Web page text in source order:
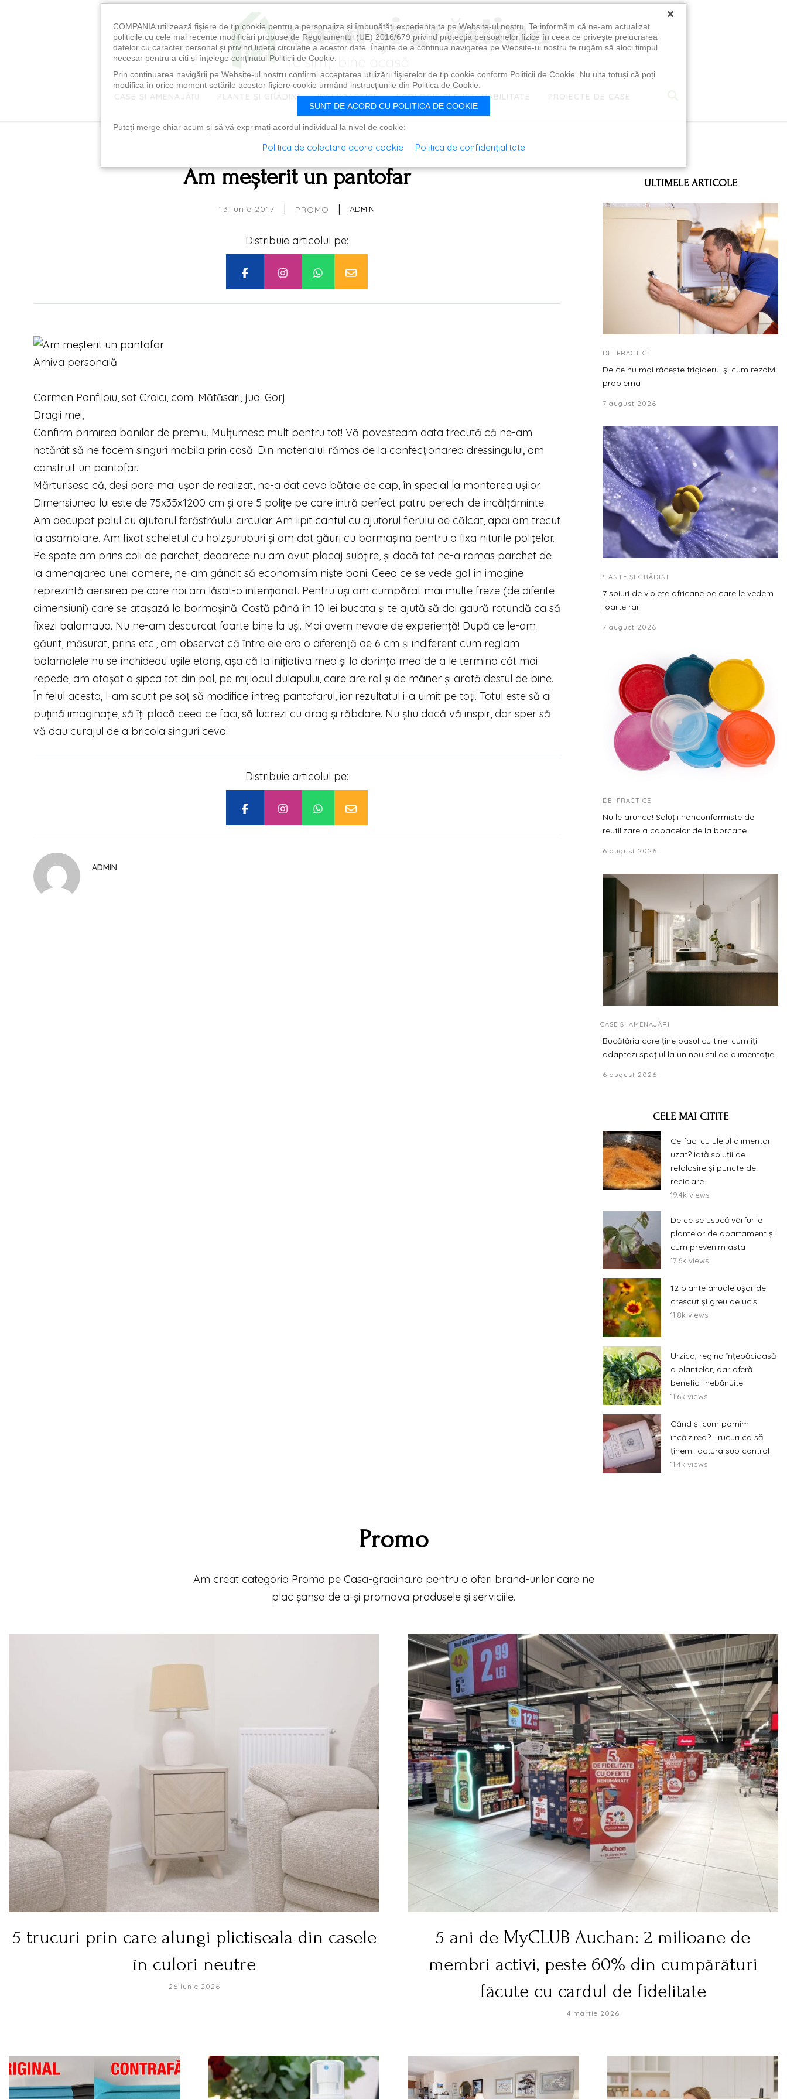
CASE ȘI AMENAJĂRI PLANTE ȘI GRĂDINI IDEI PRACTICE ECOLOGIE ȘI SUSTENABILITATE PROIECTE DE CASE
Am meșterit un pantofar
13 iunie 2017 | PROMO | ADMIN
Distribuie articolul pe:
Arhiva personală
Carmen Panfiloiu, sat Croici, com. Mătăsari, jud. Gorj
Dragii mei,
Confirm primirea banilor de premiu. Mulțumesc mult pentru tot! Vă povesteam data trecută că ne-am
hotărât să ne facem singuri mobila prin casă. Din materialul rămas de la confecționarea dressingului, am
construit un pantofar.
Mărturisesc că, deși pare mai ușor de realizat, ne-a dat ceva bătaie de cap, în special la montarea ușilor.
Dimensiunea lui este de 75x35x1200 cm și are 5 polițe pe care intră perfect patru perechi de încălțăminte.
Am decupat palul cu ajutorul ferăstrăului circular. Am lipit cantul cu ajutorul fierului de călcat, apoi am trecut
la asamblare. Am fixat scheletul cu holzșuruburi și am dat găuri cu bormașina pentru a fixa niturile polițelor.
Pe spate am prins coli de parchet, deoarece nu am avut placaj subțire, și dacă tot ne-a ramas parchet de
la amenajarea unei camere, ne-am gândit să economisim niște bani. Ceea ce se vede gol în imagine
reprezintă aerisirea pe care noi am lăsat-o intenționat. Pentru uși am cumpărat mai multe freze (de diferite
dimensiuni) care se atașază la bormașină. Costă până în 10 lei bucata și te ajută să dai gaură rotundă ca să
fixezi balamaua. Nu ne-am descurcat foarte bine la uși. Mai avem nevoie de experiență! După ce le-am
găurit, măsurat, prins etc., am observat că între ele era o diferență de 6 cm și indiferent cum reglam
balamalele nu se închideau ușile etanș, așa că la inițiativa mea și la dorința mea de a le termina cât mai
repede, am atașat o șipca tot din pal, pe mijlocul dulapului, care are rol și de mâner și arată destul de bine.
În felul acesta, l-am scutit pe soț să modifice întreg pantofarul, iar rezultatul i-a uimit pe toți. Totul este să ai
puțină imaginație, să îți placă ceea ce faci, să lucrezi cu drag și răbdare. Nu știu dacă vă inspir, dar sper să
vă dau curajul de a bricola singuri ceva.
Distribuie articolul pe:
ADMIN
ULTIMELE ARTICOLE
IDEI PRACTICE
De ce nu mai răcește frigiderul și cum rezolvi
problema
7 august 2026
PLANTE ȘI GRĂDINI
7 soiuri de violete africane pe care le vedem
foarte rar
7 august 2026
IDEI PRACTICE
Nu le arunca! Soluții nonconformiste de
reutilizare a capacelor de la borcane
6 august 2026
CASE ȘI AMENAJĂRI
Bucătăria care ține pasul cu tine: cum îți
adaptezi spațiul la un nou stil de alimentație
6 august 2026
CELE MAI CITITE
Ce faci cu uleiul alimentar
uzat? Iată soluții de
refolosire și puncte de
reciclare
19.4k views
De ce se usucă vârfurile
plantelor de apartament și
cum prevenim asta
17.6k views
12 plante anuale ușor de
crescut și greu de ucis
11.8k views
Urzica, regina înțepăcioasă
a plantelor, dar oferă
beneficii nebănuite
11.6k views
Când și cum pornim
încălzirea? Trucuri ca să
ținem factura sub control
11.4k views
Promo
Am creat categoria Promo pe Casa-gradina.ro pentru a oferi brand-urilor care ne
plac șansa de a-și promova produsele și serviciile.
5 trucuri prin care alungi plictiseala din casele
în culori neutre
26 iunie 2026
5 ani de MyCLUB Auchan: 2 milioane de
membri activi, peste 60% din cumpărături
făcute cu cardul de fidelitate
4 martie 2026
×
COMPANIA utilizează fişiere de tip cookie pentru a personaliza și îmbunătăți experiența ta pe Website-ul nostru. Te informăm că ne-am actualizat
politicile cu cele mai recente modificări propuse de Regulamentul (UE) 2016/679 privind protecția persoanelor fizice în ceea ce privește prelucrarea
datelor cu caracter personal și privind libera circulație a acestor date. Înainte de a continua navigarea pe Website-ul nostru te rugăm să aloci timpul
necesar pentru a citi și înțelege conținutul Politicii de Cookie.
Prin continuarea navigării pe Website-ul nostru confirmi acceptarea utilizării fişierelor de tip cookie conform Politicii de Cookie. Nu uita totuși că poți
modifica în orice moment setările acestor fişiere cookie urmând instrucțiunile din Politica de Cookie.
SUNT DE ACORD CU POLITICA DE COOKIE
Puteți merge chiar acum și să vă exprimați acordul individual la nivel de cookie:
Politica de colectare acord cookie Politica de confidențialitate